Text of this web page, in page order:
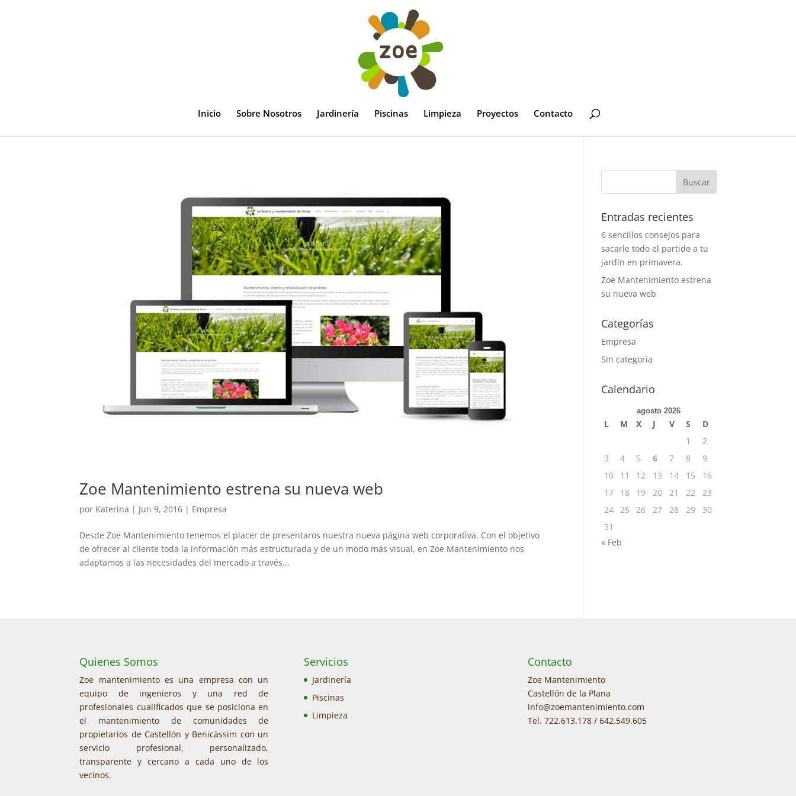
Inicio Sobre Nosotros Jardinería Piscinas Limpieza Proyectos Contacto
Zoe Mantenimiento estrena su nueva web
por Katerina | Jun 9, 2016 | Empresa
Desde Zoe Mantenimiento tenemos el placer de presentaros nuestra nueva página web corporativa. Con el objetivo
de ofrecer al cliente toda la información más estructurada y de un modo más visual, en Zoe Mantenimiento nos
adaptamos a las necesidades del mercado a través...
Entradas recientes
6 sencillos consejos para
sacarle todo el partido a tu
jardín en primavera.
Zoe Mantenimiento estrena
su nueva web
Categorías
Empresa
Sin categoría
Calendario
agosto 2026
L M X J V S
D
1
2
3
4 5 6 7 8
9
10
11 12 13 14 15
16
17
18 19 20 21 22
23
24 25 26 27 28 29
30
31
« Feb
Quienes Somos
Zoe mantenimiento es una empresa con un
equipo de ingenieros y una red de
profesionales cualificados que se posiciona en
el mantenimiento de comunidades de
propietarios de Castellón y Benicàssim con un
servicio profesional, personalizado,
transparente y cercano a cada uno de los
vecinos.
Servicios
Jardinería
Piscinas
Limpieza
Contacto
Zoe Mantenimiento
Castellón de la Plana
info@zoemantenimiento.com
Tel. 722.613.178 / 642.549.605